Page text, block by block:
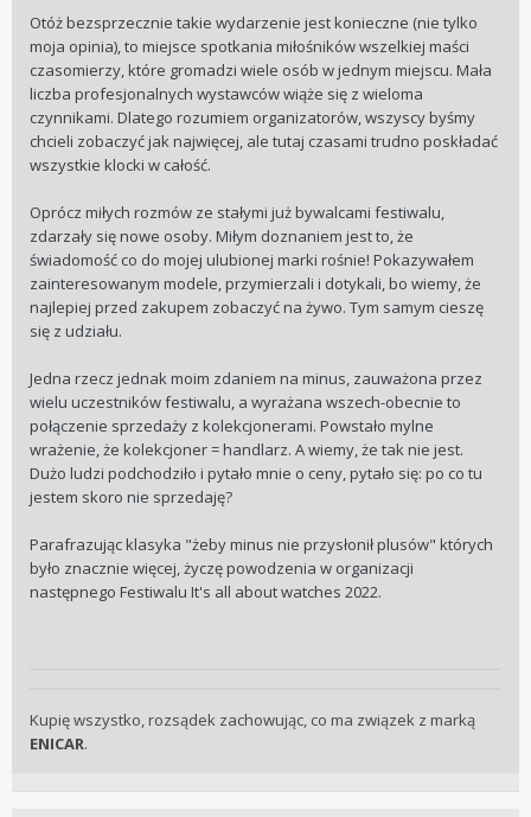
Otóż bezsprzecznie takie wydarzenie jest konieczne (nie tylko
moja opinia), to miejsce spotkania miłośników wszelkiej maści
czasomierzy, które gromadzi wiele osób w jednym miejscu. Mała
liczba profesjonalnych wystawców wiąże się z wieloma
czynnikami. Dlatego rozumiem organizatorów, wszyscy byśmy
chcieli zobaczyć jak najwięcej, ale tutaj czasami trudno poskładać
wszystkie klocki w całość.
Oprócz miłych rozmów ze stałymi już bywalcami festiwalu,
zdarzały się nowe osoby. Miłym doznaniem jest to, że
świadomość co do mojej ulubionej marki rośnie! Pokazywałem
zainteresowanym modele, przymierzali i dotykali, bo wiemy, że
najlepiej przed zakupem zobaczyć na żywo. Tym samym cieszę
się z udziału.
Jedna rzecz jednak moim zdaniem na minus, zauważona przez
wielu uczestników festiwalu, a wyrażana wszech-obecnie to
połączenie sprzedaży z kolekcjonerami. Powstało mylne
wrażenie, że kolekcjoner = handlarz. A wiemy, że tak nie jest.
Dużo ludzi podchodziło i pytało mnie o ceny, pytało się: po co tu
jestem skoro nie sprzedaję?
Parafrazując klasyka "żeby minus nie przysłonił plusów" których
było znacznie więcej, życzę powodzenia w organizacji
następnego Festiwalu It's all about watches 2022.
Kupię wszystko, rozsądek zachowując, co ma związek z marką
ENICAR.